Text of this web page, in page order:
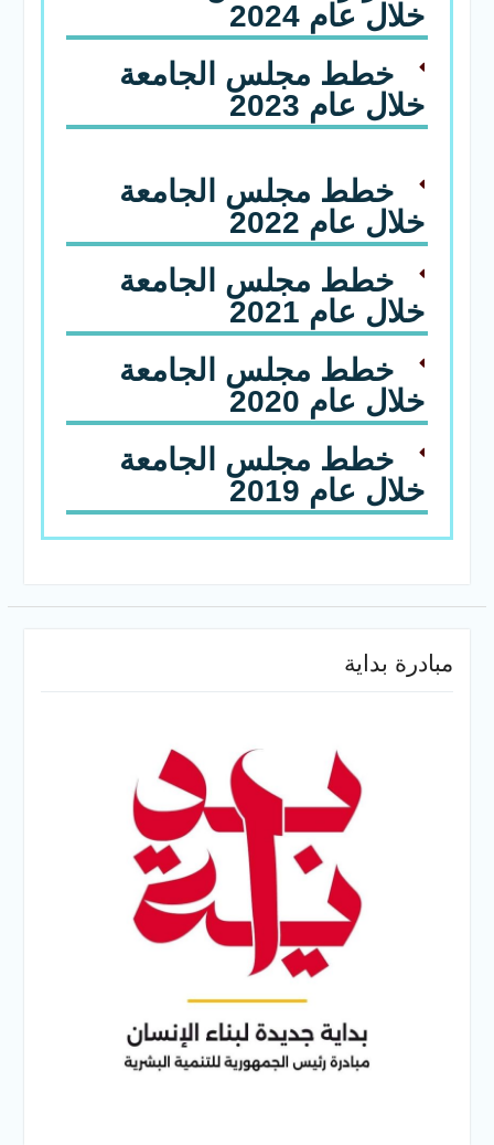
خلال عام 2024
خطط مجلس الجامعة
خلال عام 2023
خطط مجلس الجامعة
خلال عام 2022
خطط مجلس الجامعة
خلال عام 2021
خطط مجلس الجامعة
خلال عام 2020
خطط مجلس الجامعة
خلال عام 2019
مبادرة بداية